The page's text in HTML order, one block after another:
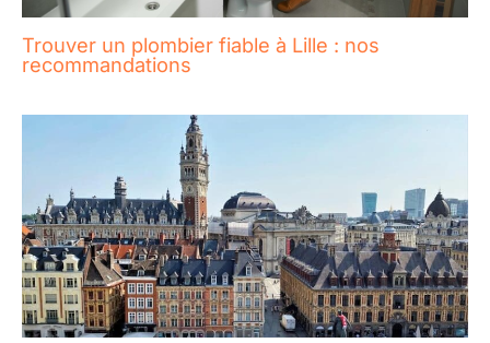
Trouver un plombier fiable à Lille : nos
recommandations